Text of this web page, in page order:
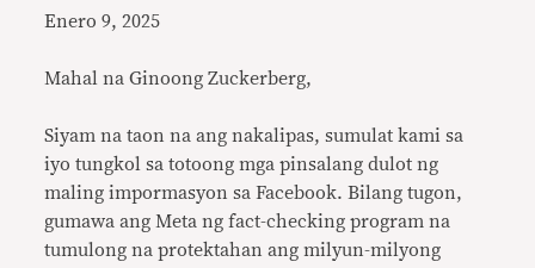
Enero 9, 2025
Mahal na Ginoong Zuckerberg,
Siyam na taon na ang nakalipas, sumulat kami sa
iyo tungkol sa totoong mga pinsalang dulot ng
maling impormasyon sa Facebook. Bilang tugon,
gumawa ang Meta ng fact-checking program na
tumulong na protektahan ang milyun-milyong